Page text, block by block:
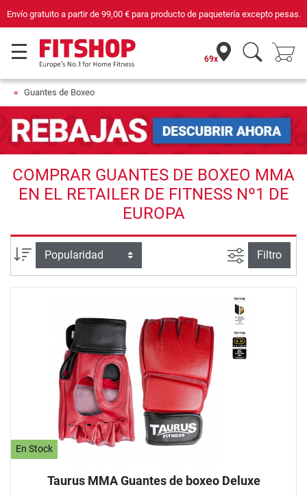
Envío gratuito a partir de 99,00 €para producto de paquetería excepto pesas.
69x
Guantes de Boxeo
COMPRAR GUANTES DE BOXEO MMA
EN EL RETAILER DE FITNESS Nº1 DE
EUROPA
Ordenar por Busqueda
Filtro
En Stock
Taurus MMA Guantes de boxeo Deluxe